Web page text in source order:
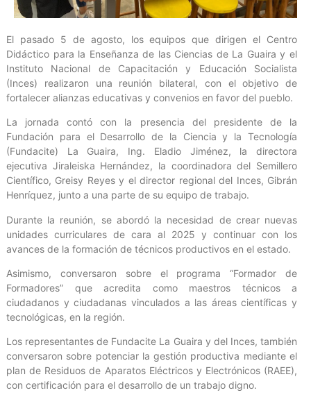
El pasado 5 de agosto, los equipos que dirigen el Centro
Didáctico para la Enseñanza de las Ciencias de La Guaira y el
Instituto Nacional de Capacitación y Educación Socialista
(Inces) realizaron una reunión bilateral, con el objetivo de
fortalecer alianzas educativas y convenios en favor del pueblo.
La jornada contó con la presencia del presidente de la
Fundación para el Desarrollo de la Ciencia y la Tecnología
(Fundacite) La Guaira, Ing. Eladio Jiménez, la directora
ejecutiva Jiraleiska Hernández, la coordinadora del Semillero
Científico, Greisy Reyes y el director regional del Inces, Gibrán
Henríquez, junto a una parte de su equipo de trabajo.
Durante la reunión, se abordó la necesidad de crear nuevas
unidades curriculares de cara al 2025 y continuar con los
avances de la formación de técnicos productivos en el estado.
Asimismo, conversaron sobre el programa “Formador de
Formadores” que acredita como maestros técnicos a
ciudadanos y ciudadanas vinculados a las áreas científicas y
tecnológicas, en la región.
Los representantes de Fundacite La Guaira y del Inces, también
conversaron sobre potenciar la gestión productiva mediante el
plan de Residuos de Aparatos Eléctricos y Electrónicos (RAEE),
con certificación para el desarrollo de un trabajo digno.